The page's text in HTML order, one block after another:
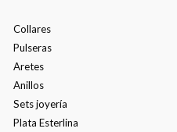
Collares
Pulseras
Aretes
Anillos
Sets joyería
Plata Esterlina